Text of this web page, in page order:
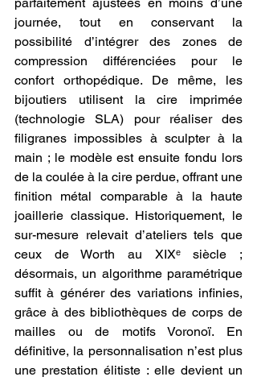
journée, tout en conservant la
possibilité d’intégrer des zones de
compression différenciées pour le
confort orthopédique. De même, les
bijoutiers utilisent la cire imprimée
(technologie SLA) pour réaliser des
filigranes impossibles à sculpter à la
main ; le modèle est ensuite fondu lors
de la coulée à la cire perdue, offrant une
finition métal comparable à la haute
joaillerie classique. Historiquement, le
sur-mesure relevait d’ateliers tels que
ceux de Worth au XIXᵉ siècle ;
désormais, un algorithme paramétrique
suffit à générer des variations infinies,
grâce à des bibliothèques de corps de
mailles ou de motifs Voronoï. En
définitive, la personnalisation n’est plus
une prestation élitiste : elle devient un